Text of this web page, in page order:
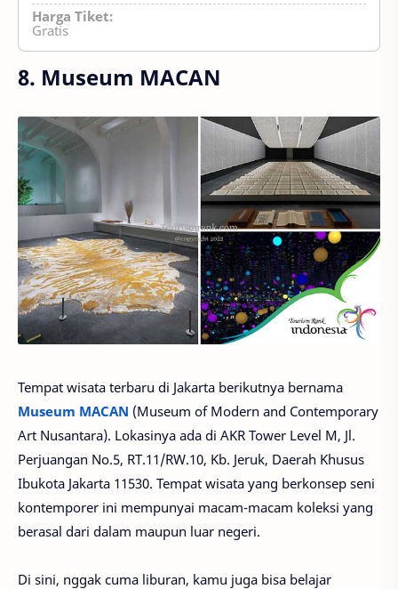
Harga Tiket:
Gratis
8. Museum MACAN
Tempat wisata terbaru di Jakarta berikutnya bernama
Museum MACAN (Museum of Modern and Contemporary
Art Nusantara). Lokasinya ada di AKR Tower Level M, Jl.
Perjuangan No.5, RT.11/RW.10, Kb. Jeruk, Daerah Khusus
Ibukota Jakarta 11530. Tempat wisata yang berkonsep seni
kontemporer ini mempunyai macam-macam koleksi yang
berasal dari dalam maupun luar negeri.
Di sini, nggak cuma liburan, kamu juga bisa belajar